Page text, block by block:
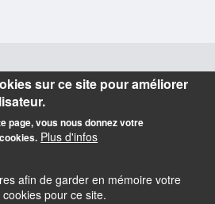
(UTL)
Michel Royer (1er étage)
orleans.fr
sur ce site pour améliorer
page, vous nous donnez votre
Plus d'infos
afin de garder en mémoire votre
pour ce site.